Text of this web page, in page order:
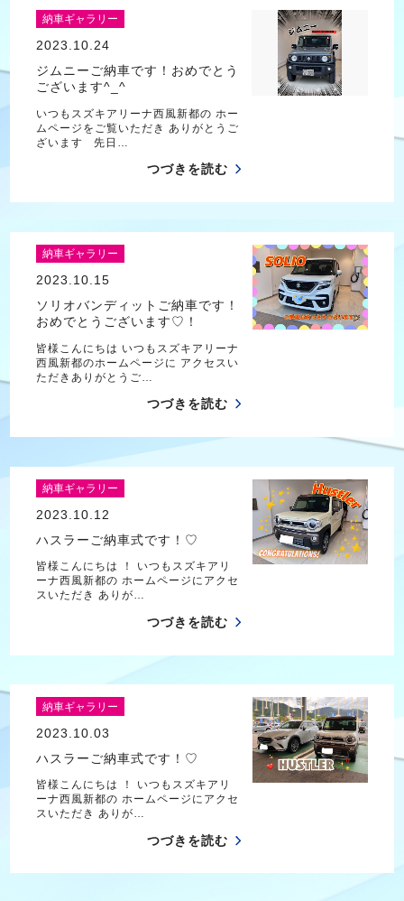
納車ギャラリー
2023.10.24
ジムニーご納車です！おめでとう
ございます^_^
いつもスズキアリーナ西風新都の ホー
ムページをご覧いただき ありがとうご
ざいます 先日…
つづきを読む
納車ギャラリー
2023.10.15
ソリオバンディットご納車です！
おめでとうございます♡！
皆様こんにちは いつもスズキアリーナ
西風新都のホームページに アクセスい
ただきありがとうご…
つづきを読む
納車ギャラリー
2023.10.12
ハスラーご納車式です！♡
皆様こんにちは ！ いつもスズキアリ
ーナ西風新都の ホームページにアクセ
スいただき ありが…
つづきを読む
納車ギャラリー
2023.10.03
ハスラーご納車式です！♡
皆様こんにちは ！ いつもスズキアリ
ーナ西風新都の ホームページにアクセ
スいただき ありが…
つづきを読む